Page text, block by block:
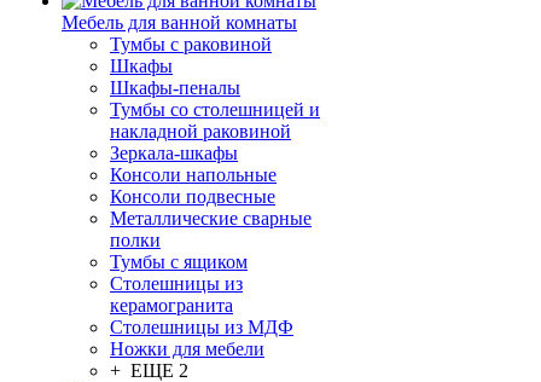
Мебель для ванной комнаты
Тумбы с раковиной
Шкафы
Шкафы-пеналы
Тумбы со столешницей и
накладной раковиной
Зеркала-шкафы
Консоли напольные
Консоли подвесные
Металлические сварные
полки
Тумбы с ящиком
Столешницы из
керамогранита
Столешницы из МДФ
Ножки для мебели
+ ЕЩЕ 2